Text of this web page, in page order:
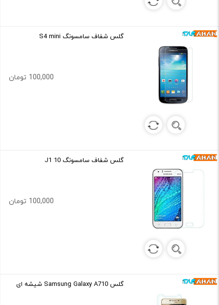
گلس شفاف سامسونگ S4 mini
100,000 تومان
گلس شفاف سامسونگ J1 10
100,000 تومان
گلس Samsung Galaxy A710 شیشه ای